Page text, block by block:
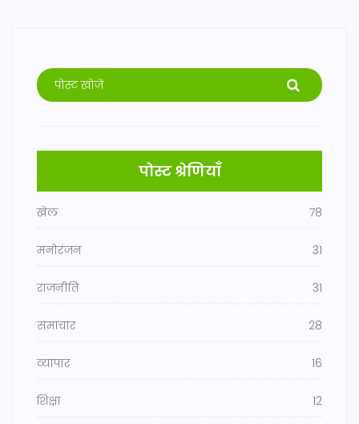
पोस्ट श्रेणियाँ
खेल 78
मनोरंजन 31
राजनीति 31
समाचार 28
व्यापार 16
शिक्षा 12